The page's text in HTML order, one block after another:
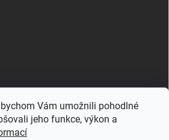
Vám umožnili pohodlné
jeho funkce, výkon a